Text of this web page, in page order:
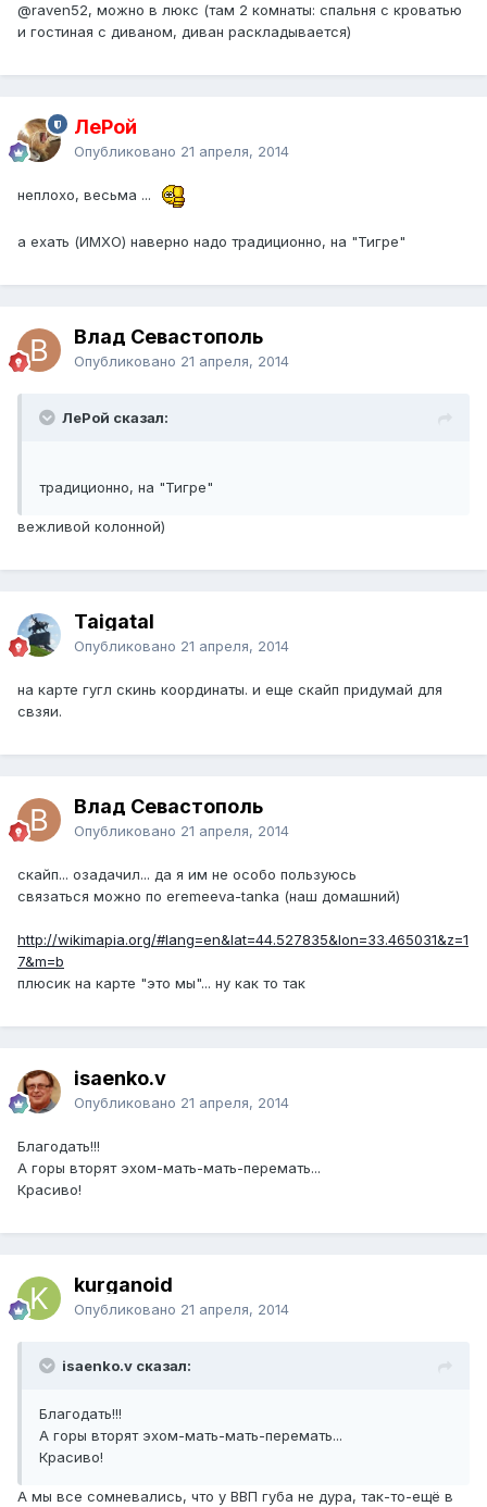
@raven52, можно в люкс (там 2 комнаты: спальня с кроватью
и гостиная с диваном, диван раскладывается)
ЛеРой
Опубликовано 21 апреля, 2014
неплохо, весьма ...
а ехать (ИМХО) наверно надо традиционно, на "Тигре"
Влад Севастополь
Опубликовано 21 апреля, 2014
ЛеРой сказал:
традиционно, на "Тигре"
вежливой колонной)
Taigatal
Опубликовано 21 апреля, 2014
на карте гугл скинь координаты. и еще скайп придумай для
свзяи.
Влад Севастополь
Опубликовано 21 апреля, 2014
скайп... озадачил... да я им не особо пользуюсь
связаться можно по eremeeva-tanka (наш домашний)
http://wikimapia.org/#lang=en&lat=44.527835&lon=33.465031&z=1
7&m=b
плюсик на карте "это мы"... ну как то так
isaenko.v
Опубликовано 21 апреля, 2014
Благодать!!!
А горы вторят эхом-мать-мать-перемать...
Красиво!
kurganoid
Опубликовано 21 апреля, 2014
isaenko.v сказал:
Благодать!!!
А горы вторят эхом-мать-мать-перемать...
Красиво!
А мы все сомневались, что у ВВП губа не дура, так-то-ещё в